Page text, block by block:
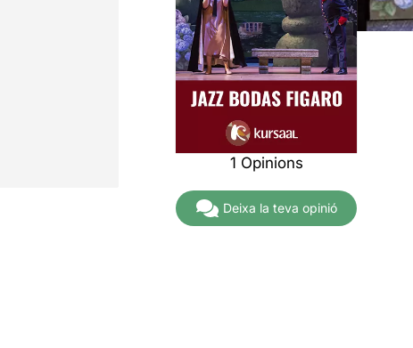
1 Opinions
Deixa la teva opinió